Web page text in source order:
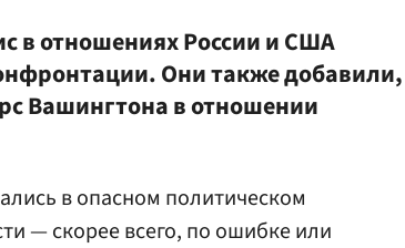
в отношениях России и США
Они также добавили,
Вашингтона в отношении
в опасном политическом
— скорее всего, по ошибке или